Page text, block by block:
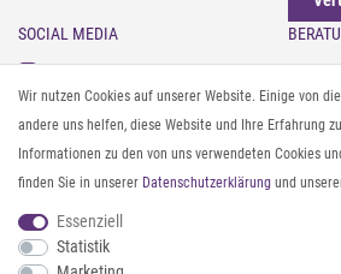
SOCIAL MEDIA
Instagram
Facebook
Pinterest
Twitter
Youtube
Threads
Gürtel
Textil-
Wir nutzen Cookies auf unserer Website. Einige von
andere uns helfen, diese Website und Ihre Erfahrung
Informationen zu den von uns verwendeten Cookies
finden Sie in unserer Daten­schutz­erklärung und
Essenziell
Statistik